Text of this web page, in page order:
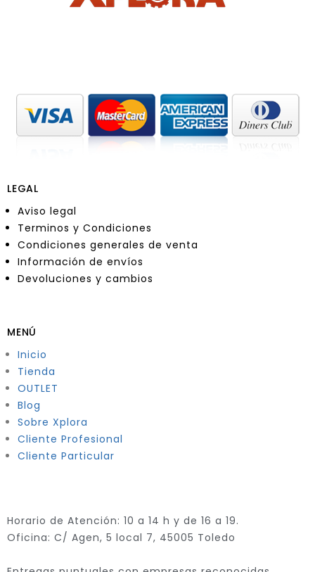
LEGAL
Aviso legal
Terminos y Condiciones
Condiciones generales de venta
Información de envíos
Devoluciones y cambios
MENÚ
Inicio
Tienda
OUTLET
Blog
Sobre Xplora
Cliente Profesional
Cliente Particular
Horario de Atención: 10 a 14 h y de 16 a 19.
Oficina: C/ Agen, 5 local 7, 45005 Toledo